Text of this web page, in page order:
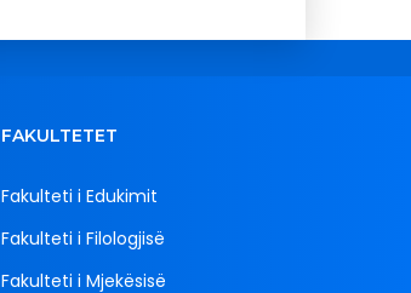
FAKULTETET
Fakulteti i Edukimit
Fakulteti i Filologjisë
Fakulteti i Mjekësisë